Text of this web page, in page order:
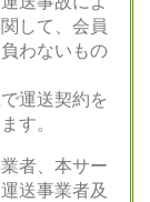
して、会員
わないもの
運送契約を
す。
者、本サー
送事業者及